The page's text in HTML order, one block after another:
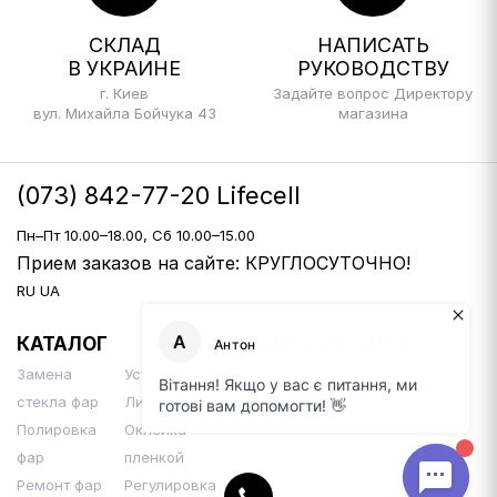
СКЛАД
В УКРАИНЕ
г. Киев
вул. Михайла Бойчука 43
НАПИСАТЬ
РУКОВОДСТВУ
Задайте вопрос Директору
магазина
(073) 842-77-20 Lifecell
Пн–Пт 10.00–18.00, Сб 10.00–15.00
Прием заказов на сайте: КРУГЛОСУТОЧНО!
RU UA
КАТАЛОГ
Замена
стекла фар
Установка Би-
Линз
Полировка
фар
Оклейка
пленкой
Ремонт фар
Регулировка
Контакты